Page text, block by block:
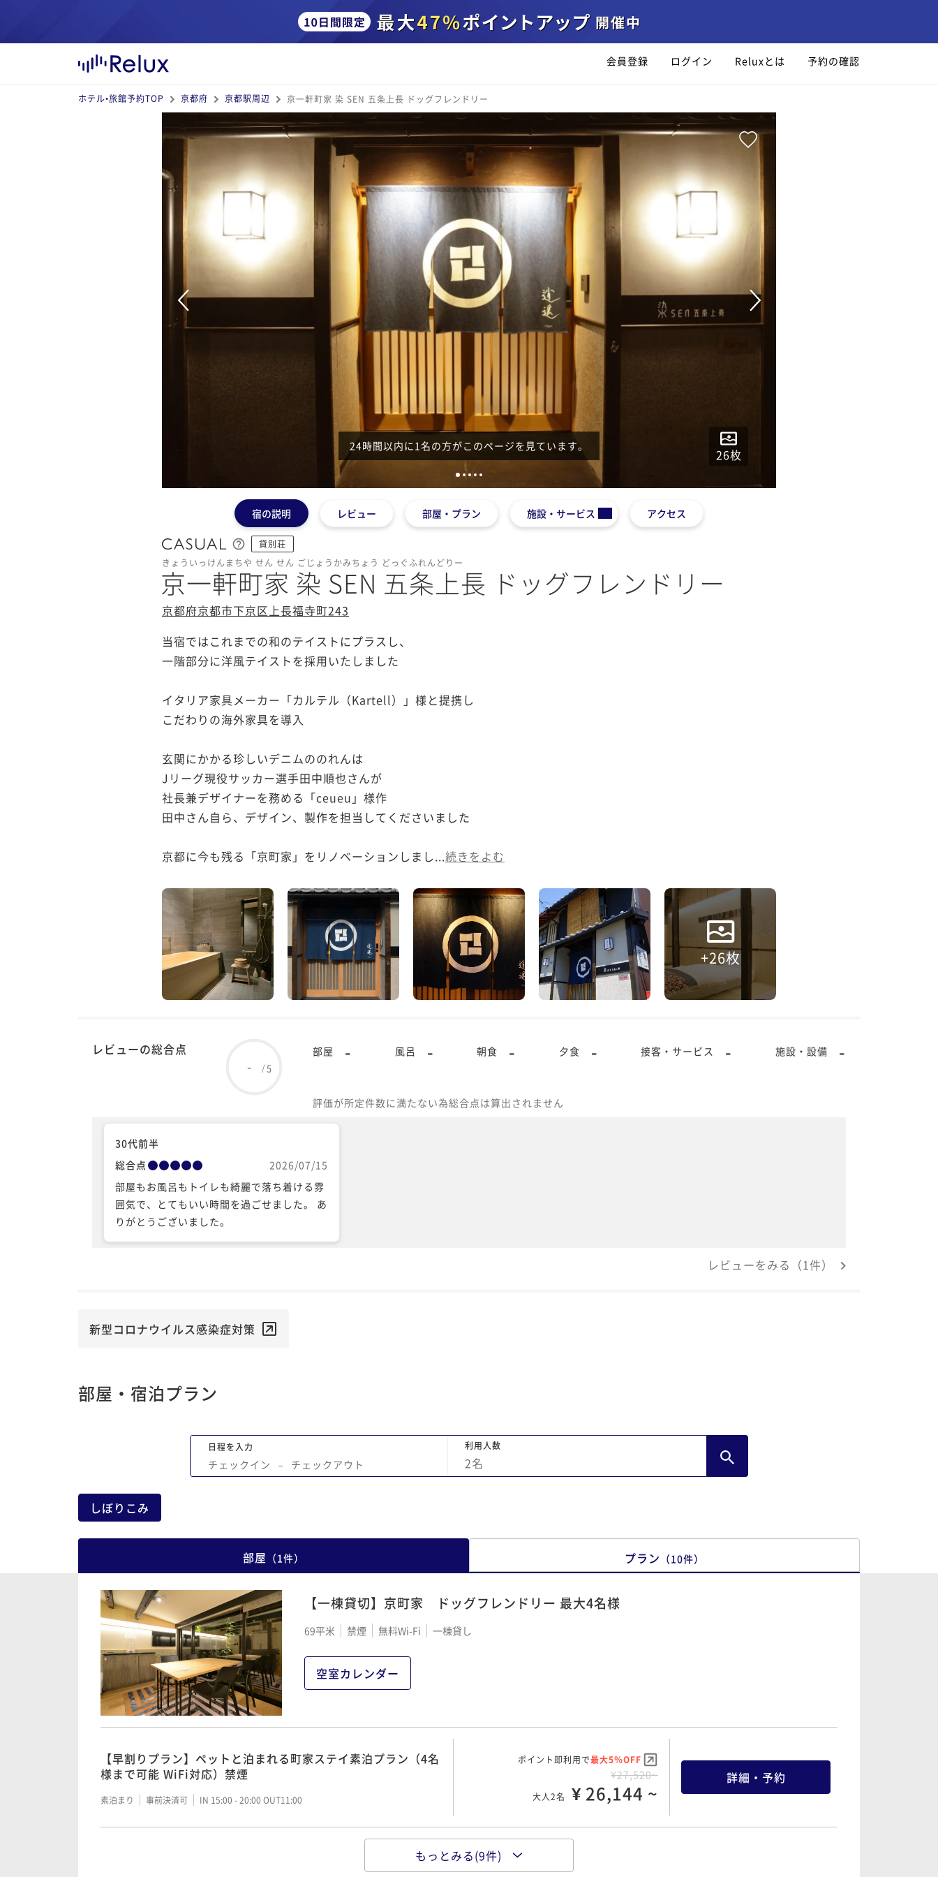
会員登録 ログイン Reluxとは 予約の確認
ホテル•旅館予約TOP 京都府 京都駅周辺 京一軒町家 染 SEN 五条上長 ドッグフレンドリー
24時間以内に1名の方がこのページを見ています。
26枚
1 2 3 4 5
宿の説明 レビュー 部屋・プラン 施設・サービス アクセス
貸別荘
きょういっけんまちや せん せん ごじょうかみちょう どっぐふれんどりー
京一軒町家 染 SEN 五条上長 ドッグフレンドリー
京都府京都市下京区上長福寺町243
当宿ではこれまでの和のテイストにプラスし、
一階部分に洋風テイストを採用いたしました
イタリア家具メーカー「カルテル（Kartell）」様と提携し
こだわりの海外家具を導入
玄関にかかる珍しいデニムののれんは
Jリーグ現役サッカー選手田中順也さんが
社長兼デザイナーを務める「ceueu」様作
田中さん自ら、デザイン、製作を担当してくださいました
京都に今も残る「京町家」をリノベーションしまし...続きをよむ
+26枚
レビューの総合点
- /5
部屋 - 風呂 - 朝食 - 夕食 - 接客・サービス - 施設・設備 -
評価が所定件数に満たない為総合点は算出されません
30代前半
総合点
2026/07/15
部屋もお風呂もトイレも綺麗で落ち着ける雰
囲気で、とてもいい時間を過ごせました。 あ
りがとうございました。
レビューをみる（1件）
新型コロナウイルス感染症対策
部屋・宿泊プラン
日程を入力
チェックイン − チェックアウト
利用人数
2名
しぼりこみ
部屋 （1件） プラン （10件）
【一棟貸切】京町家 ドッグフレンドリー 最大4名様
69平米 禁煙 無料Wi-Fi 一棟貸し
空室カレンダー
【早割りプラン】ペットと泊まれる町家ステイ素泊プラン（4名
様まで可能 WiFi対応）禁煙
素泊まり 事前決済可 IN 15:00 - 20:00 OUT11:00
ポイント即利用で最大5％OFF
¥27,520~
大人2名 ¥ 26,144 ~
詳細・予約
ペットと泊まれる 町家ステイ素泊プラン（4名様まで可能 WiF
ポイント即利用で
もっとみる(9件)